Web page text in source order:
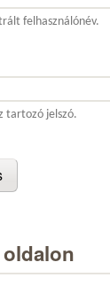
felhasználónév.
tartozó jelszó.
oldalon